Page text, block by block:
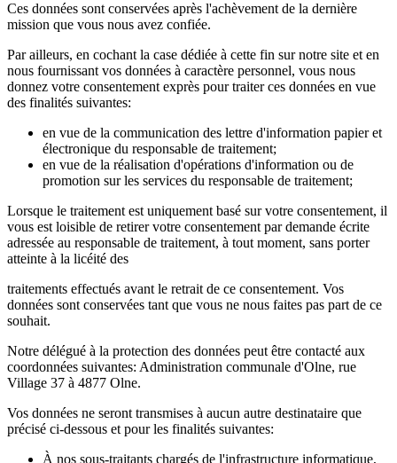
Ces données sont conservées après l'achèvement de la dernière
mission que vous nous avez confiée.
Par ailleurs, en cochant la case dédiée à cette fin sur notre site et en
nous fournissant vos données à caractère personnel, vous nous
donnez votre consentement exprès pour traiter ces données en vue
des finalités suivantes:
en vue de la communication des lettre d'information papier et
électronique du responsable de traitement;
en vue de la réalisation d'opérations d'information ou de
promotion sur les services du responsable de traitement;
Lorsque le traitement est uniquement basé sur votre consentement, il
vous est loisible de retirer votre consentement par demande écrite
adressée au responsable de traitement, à tout moment, sans porter
atteinte à la licéité des
traitements effectués avant le retrait de ce consentement. Vos
données sont conservées tant que vous ne nous faites pas part de ce
souhait.
Notre délégué à la protection des données peut être contacté aux
coordonnées suivantes: Administration communale d'Olne, rue
Village 37 à 4877 Olne.
Vos données ne seront transmises à aucun autre destinataire que
précisé ci-dessous et pour les finalités suivantes:
À nos sous-traitants chargés de l'infrastructure informatique,